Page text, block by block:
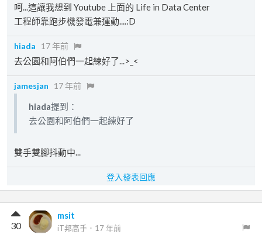
呵...這讓我想到 Youtube 上面的 Life in Data Center
工程師靠跑步機發電兼運動....:D
hiada 17 年前
去公園和阿伯們一起練好了...>_<
jamesjan 17 年前
hiada提到：
去公園和阿伯們一起練好了
雙手雙腳抖動中...
登入發表回應
msit
iT邦高手 ． 17 年前
30